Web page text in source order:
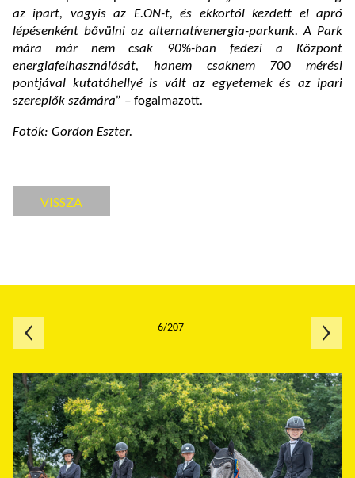
az ipart, vagyis az E.ON-t, és ekkortól kezdett el apró
lépésenként bővülni az alternatívenergia-parkunk. A Park
mára már nem csak 90%-ban fedezi a Központ
energiafelhasználását, hanem csaknem 700 mérési
pontjával kutatóhellyé is vált az egyetemek és az ipari
szereplők számára” – fogalmazott.
Fotók: Gordon Eszter.
VISSZA
6/207